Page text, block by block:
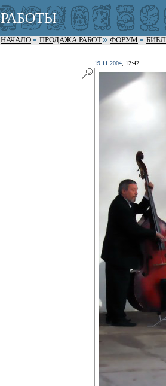
РАБОТЫ
НАЧАЛО ПРОДАЖА РАБОТ ФОРУМ
19.11.2004, 12:42